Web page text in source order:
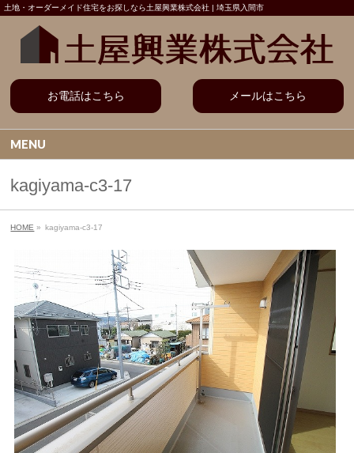
土地・オーダーメイド住宅をお探しなら土屋興業株式会社 | 埼玉県入間市
お電話はこちら メールはこちら
MENU
kagiyama-c3-17
HOME » kagiyama-c3-17